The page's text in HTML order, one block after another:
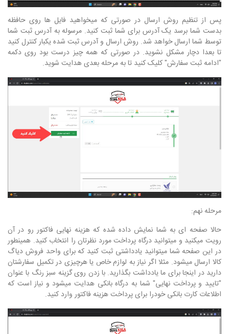
پس از تنظیم روش ارسال در صورتی که میخواهید فایل ها روی حافظه
بدست شما برسد یک آدرس برای شما ثبت کنید. مرسوله به آدرس ثبت شما
توسط شما ارسال خواهد شد. روش ارسال و آدرس ثبت شده یکبار کنترل کنید
تا بعدا دچار مشکل نشوید. در صورتی که همه چیز درست بود روی دکمه
"ادامه ثبت سفارش" کلیک کنید تا به مرحله بعدی هدایت شوید.
مرحله نهم:
حالا صفحه ای به شما نمایش داده شده که هزینه نهایی فاکتور رو در آن
رویت میکنید و میتوانید درگاه پرداخت مورد نظرتان را انتخاب کنید. همینطور
در این صفحه شما میتوانید یادداشتی ثبت کنید که برای واحد فروش دیاگ
کالا ارسال میشود. مثلا اگر نیاز به لوازم خاص یا هرچیزی در تکمیل سفارشتان
دارید در اینجا برای ما یادداشت بگذارید. با زدن روی گزینه سبز رنگ با عنوان
"تایید و پرداخت نهایی" شما به درگاه بانکی هدایت میشود و نیاز است که
اطلاعات کارت بانکی خودرا برای پرداخت هزینه فاکتور وارد کنید.